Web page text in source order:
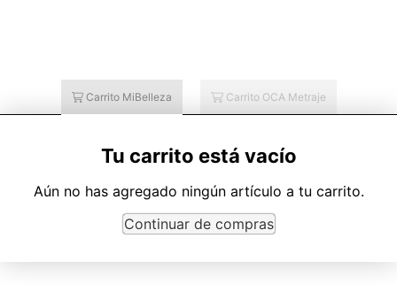
Carrito MiBelleza Carrito OCA Metraje
Tu carrito está vacío
Aún no has agregado ningún artículo a tu carrito.
Continuar de compras